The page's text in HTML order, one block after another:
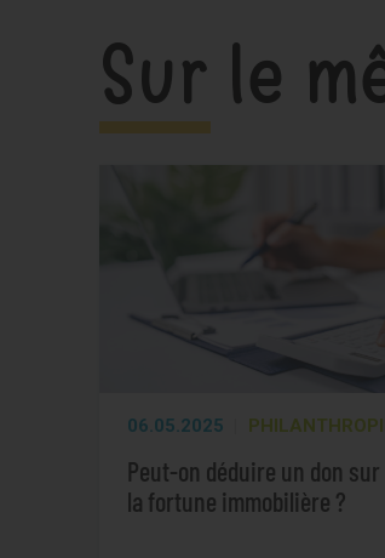
Sur le
06.05.2025
Peut-on déduire un don sur
la fortune immobilière ?